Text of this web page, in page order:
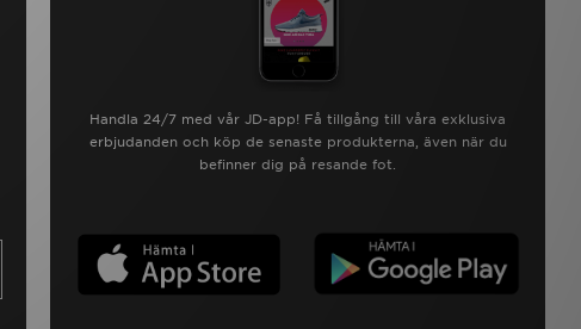
Handla 24/7 med vår JD-app! Få tillgång till våra exklusiva
erbjudanden och köp de senaste produkterna, även när du
befinner dig på resande fot.